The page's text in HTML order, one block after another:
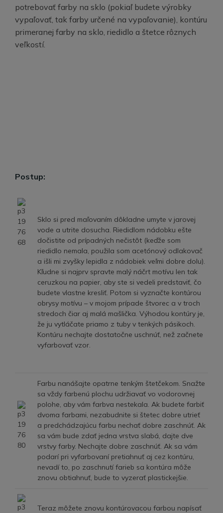
potrebovať farby na sklo (pokiaľ budete výrobky
vypaľovať, tak farby určené na vypaľovanie), kontúru
primeranej farby na sklo, riedidlo a štetce rôznych
veľkostí.
Postup:
Sklo si pred maľovaním dôkladne umyte v jarovej
vode a utrite dosucha. Riedidlom nádobku ešte
dočistite od prípadných nečistôt (keďže som
riedidlo nemala, použila som acetónový odlakovač
a išli mi zvyšky lepidla z nádobiek veľmi dobre dolu).
Kľudne si najprv spravte malý náčrt motívu len tak
ceruzkou na papier, aby ste si vedeli predstaviť, čo
budete vlastne kresliť. Potom si vyznačte kontúrou
obrysy motívu – v mojom prípade štvorec a v troch
stredoch čiar aj malá mašlička. Výhodou kontúry je,
že ju vytláčate priamo z tuby v tenkých pásikoch.
Kontúru nechajte dostatočne uschnúť, než začnete
vyfarbovať vzor.
Farbu nanášajte opatrne tenkým štetčekom. Snažte
sa vždy farbenú plochu udržiavať vo vodorovnej
polohe, aby vám farbva nestekala. Ak budete farbiť
dvoma farbami, nezabudnite si štetec dobre utrieť
a predchádzajúcu farbu nechať dobre zaschnúť. Ak
sa vám bude zdať jedna vrstva slabá, dajte dve
vrstvy farby. Nechajte dobre zaschnúť. Ak sa vám
podarí pri vyfarbovaní pretiahnuť aj cez kontúru,
nevadí to, po zaschnutí farieb sa kontúra môže
znovu obtiahnuť, bude to vyzerať plastickejšie.
Teraz môžete znovu kontúrovacou farbou napísať